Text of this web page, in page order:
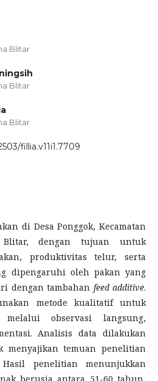
Blitar
Blitar
Blitar
fillia.v11i1.7709
di Desa Ponggok, Kecamatan
Blitar, dengan tujuan untuk
produktivitas telur, serta
dipengaruhi oleh pakan yang
dengan tambahan feed additive.
metode kualitatif untuk
melalui observasi langsung,
Analisis data dilakukan
menyajikan temuan penelitian
Hasil penelitian menunjukkan
berusia antara 51-60 tahun,